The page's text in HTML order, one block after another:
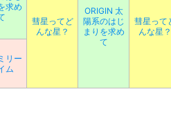
求め
彗星ってど
んな星？
ORIGIN 太
陽系のはじ
まりを求め
て
彗星って
んな星？
リー
ム